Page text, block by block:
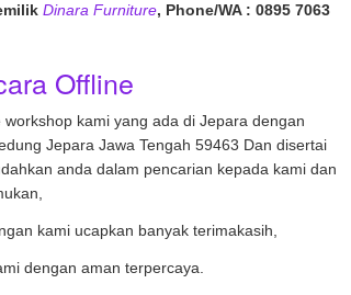
Dinara Furniture, Phone/WA : 0895 7063
Offline
kami yang ada di Jepara dengan
Jepara Jawa Tengah 59463 Dan disertai
anda dalam pencarian kepada kami dan
kami ucapkan banyak terimakasih,
dengan aman terpercaya.